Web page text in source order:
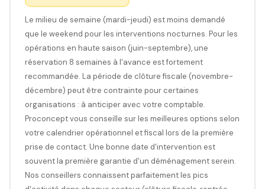
Le milieu de semaine (mardi-jeudi) est moins demandé
que le weekend pour les interventions nocturnes. Pour les
opérations en haute saison (juin-septembre), une
réservation 8 semaines à l'avance est fortement
recommandée. La période de clôture fiscale (novembre-
décembre) peut être contrainte pour certaines
organisations : à anticiper avec votre comptable.
Proconcept vous conseille sur les meilleures options selon
votre calendrier opérationnel et fiscal lors de la première
prise de contact. Une bonne date d'intervention est
souvent la première garantie d'un déménagement serein.
Nos conseillers connaissent parfaitement les pics